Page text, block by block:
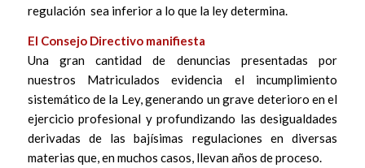
regulación sea inferior a lo que la ley determina.
El Consejo Directivo manifiesta
Una gran cantidad de denuncias presentadas por
nuestros Matriculados evidencia el incumplimiento
sistemático de la Ley, generando un grave deterioro en el
ejercicio profesional y profundizando las desigualdades
derivadas de las bajísimas regulaciones en diversas
materias que, en muchos casos, llevan años de proceso.